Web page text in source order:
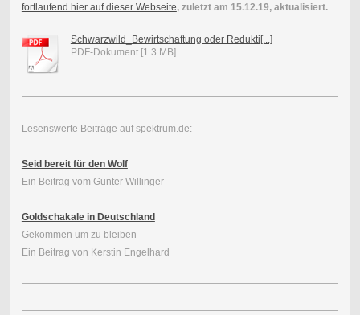
fortlaufend hier auf dieser Webseite, zuletzt am 15.12.19, aktualisiert.
Schwarzwild_Bewirtschaftung oder Redukti[...]
PDF-Dokument [1.3 MB]
Lesenswerte Beiträge auf spektrum.de:
Seid bereit für den Wolf
Ein Beitrag vom Gunter Willinger
Goldschakale in Deutschland
Gekommen um zu bleiben
Ein Beitrag von Kerstin Engelhard